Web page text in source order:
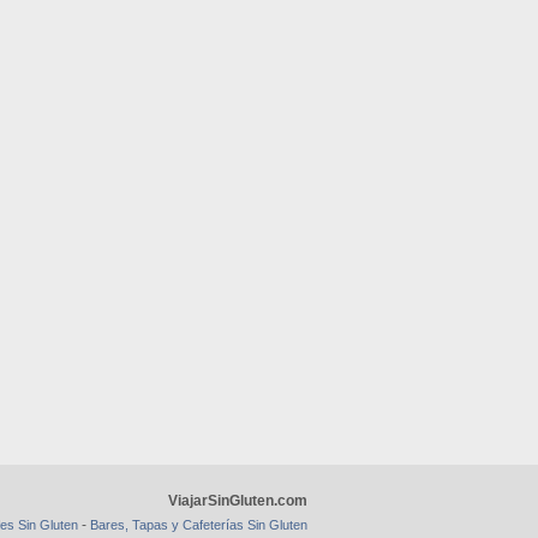
ViajarSinGluten.com
Sin Gluten - Bares, Tapas y Cafeterías Sin Gluten